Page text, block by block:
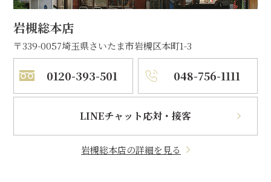
岩槻総本店
〒339-0057埼玉県さいたま市岩槻区本町1-3
0120-393-501 048-756-1111
LINEチャット応対・接客
岩槻総本店の詳細を見る